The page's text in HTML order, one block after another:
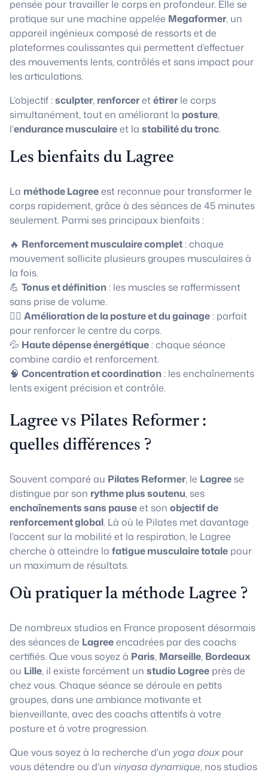
pensée pour travailler le corps en profondeur. Elle se
pratique sur une machine appelée Megaformer, un
appareil ingénieux composé de ressorts et de
plateformes coulissantes qui permettent d’effectuer
des mouvements lents, contrôlés et sans impact pour
les articulations.
L’objectif :sculpter, renforceretétirerle corps
simultanément, tout en améliorant la posture,
l’endurance musculaireet la stabilité du tronc.
Les bienfaits du Lagree
La méthode Lagreeest reconnue pour transformer le
corps rapidement, grâce à des séances de 45 minutes
seulement. Parmi ses principaux bienfaits :
🔥 Renforcement musculaire complet: chaque
mouvement sollicite plusieurs groupes musculaires à
la fois.
💪 Tonus et définition: les muscles se raffermissent
sans prise de volume.
🧘‍♀️ Amélioration de la posture et du gainage: parfait
pour renforcer le centre du corps.
💦 Haute dépense énergétique: chaque séance
combine cardio et renforcement.
🧠 Concentration et coordination: les enchaînements
lents exigent précision et contrôle.
Lagree vs Pilates Reformer :
quelles différences ?
Souvent comparé au Pilates Reformer, le Lagree se
distingue par son rythme plus soutenu, ses
enchaînements sans pauseet son objectif de
renforcement global. Là où le Pilates met davantage
l’accent sur la mobilité et la respiration, le Lagree
cherche à atteindre la fatigue musculaire totale pour
un maximum de résultats.
Où pratiquer la méthode Lagree ?
De nombreux studios en France proposent désormais
des séances de Lagreeencadrées par des coachs
certifiés. Que vous soyez à Paris, Marseille, Bordeaux
ou Lille, il existe forcément un studio Lagree près de
chez vous. Chaque séance se déroule en petits
groupes, dans une ambiance motivante et
bienveillante, avec des coachs attentifs à votre
posture et à votre progression.
Que vous soyez à la recherche d'un yoga doux pour
vous détendre ou d'un vinyasa dynamique, nos studios